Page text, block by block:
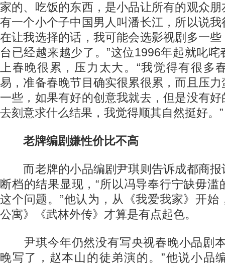
家的、吃饭的东西，是小品让所有的观众
有一个小个子中国男人叫潘长江，所以说
在让我选择的话，我可能会选影视剧多一
台已经越来越少了。”这位1996年起就叱
上春晚很累，压力太大。“我觉得有很多
易，准备春晚节目确实很累很累，而且压
一些，如果有好的创意我就去，但是没有
去刻意求什么结果，我觉得顺其自然挺好。”
老牌编剧嫌性价比不高
而老牌的小品编剧尹琪则告诉成都商报
断档的结果显现，“所以冯导奉行宁缺毋滥
这个问题。”他认为，从《我爱我家》开始
公寓》《武林外传》才算是有点起色。
尹琪今年仍然没有写央视春晚小品剧本
晚写了，赵本山的徒弟演的。”他说小品